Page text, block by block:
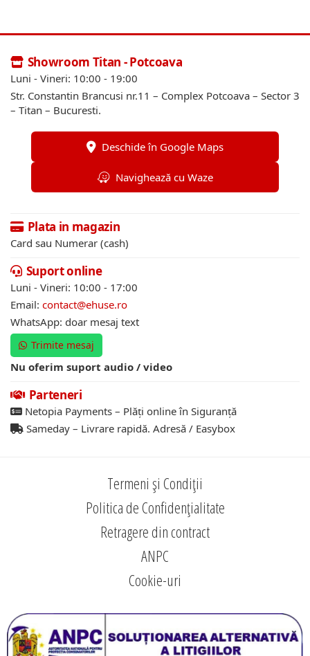
Showroom Titan - Potcoava
Luni - Vineri: 10:00 - 19:00
Str. Constantin Brancusi nr.11 – Complex Potcoava – Sector 3
– Titan – Bucuresti.
Deschide în Google Maps
Navighează cu Waze
Plata in magazin
Card sau Numerar (cash)
Suport online
Luni - Vineri: 10:00 - 17:00
Email: contact@ehuse.ro
WhatsApp: doar mesaj text
Trimite mesaj
Nu oferim suport audio / video
Parteneri
Netopia Payments – Plăți online în Siguranță
Sameday – Livrare rapidă. Adresă / Easybox
Termeni și Condiții
Politica de Confidențialitate
Retragere din contract
ANPC
Cookie-uri